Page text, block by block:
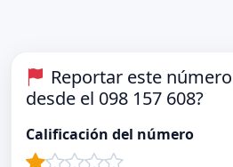
Reportar este
desde el 098 157 608?
Calificación del número